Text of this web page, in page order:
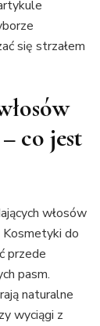
się strzałem
co jest
włosów
Kosmetyki do
przede
pasm.
naturalne
wyciągi z